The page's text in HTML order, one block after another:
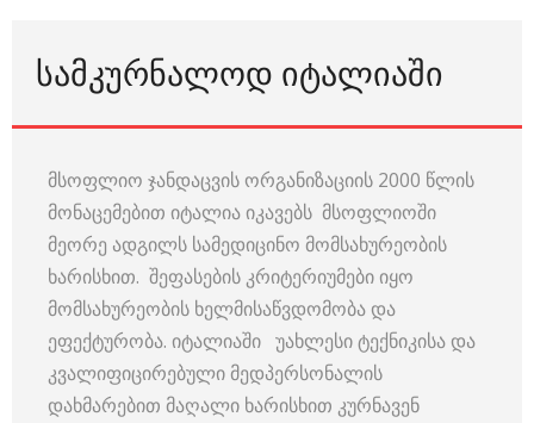
ᲡᲐᲛᲙᲣᲠᲜᲐᲚᲝᲓ ᲘᲢᲐᲚᲘᲐᲨᲘ
მსოფლიო ჯანდაცვის ორგანიზაციის 2000 წლის
მონაცემებით იტალია იკავებს მსოფლიოში
მეორე ადგილს სამედიცინო მომსახურეობის
ხარისხით. შეფასების კრიტერიუმები იყო
მომსახურეობის ხელმისაწვდომობა და
ეფექტურობა. იტალიაში უახლესი ტექნიკისა და
კვალიფიცირებული მედპერსონალის
დახმარებით მაღალი ხარისხით კურნავენ